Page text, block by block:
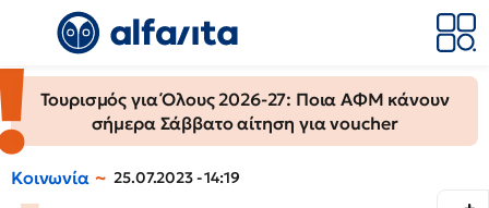
Τουρισμός για Όλους 2026-27: Ποια ΑΦΜ κάνουν
σήμερα Σάββατο αίτηση για voucher
Κοινωνία 25.07.2023 - 14:19